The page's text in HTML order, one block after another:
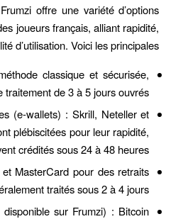
offre une variété d’options
joueurs français, alliant rapidité,
d’utilisation. Voici les principales :
classique et sécurisée,
de 3 à 5 jours ouvrés.
(e-wallets) : Skrill, Neteller et
plébiscitées pour leur rapidité,
crédités sous 24 à 48 heures.
MasterCard pour des retraits
traités sous 2 à 4 jours.
sur Frumzi) : Bitcoin